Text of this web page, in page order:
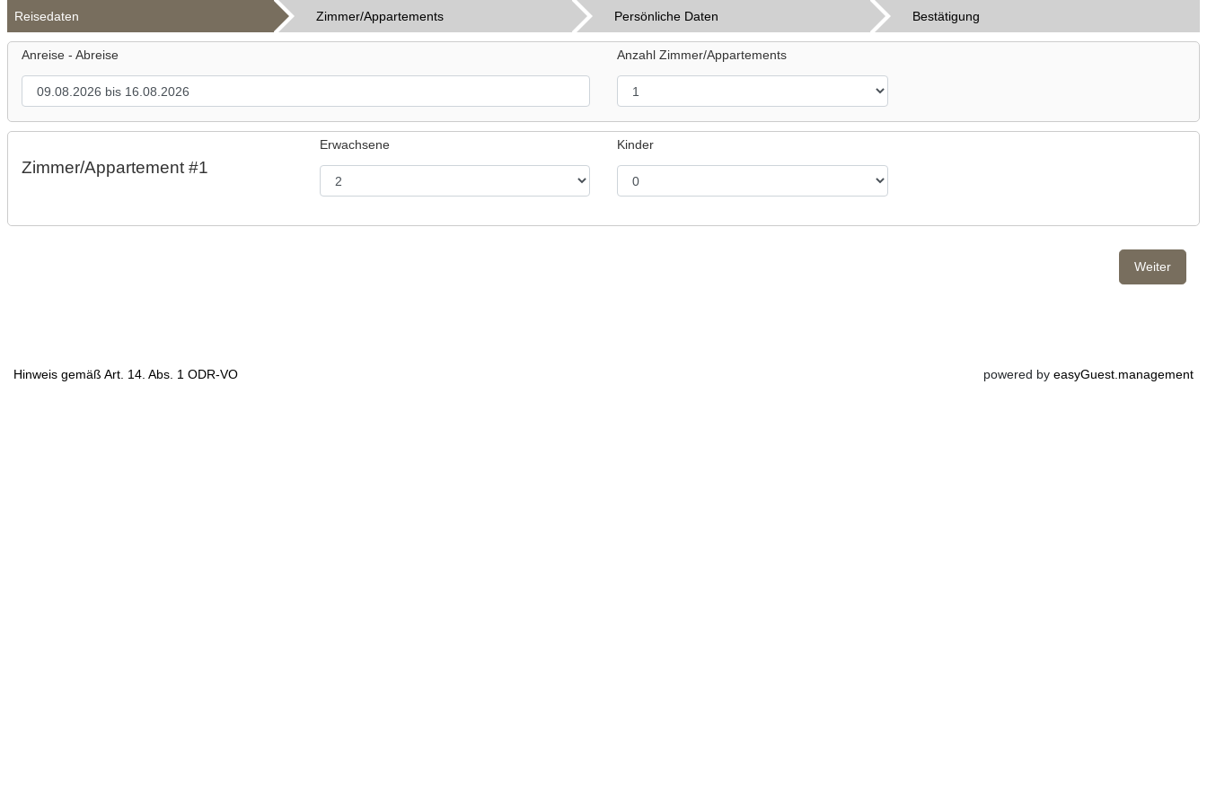
Reisedaten Zimmer/Appartements Persönliche Daten Bestätigung
Anreise - Abreise Anzahl Zimmer/Appartements
Zimmer/Appartement #1
Erwachsene Kinder
Weiter
Hinweis gemäß Art. 14. Abs. 1 ODR-VO powered by easyGuest.management